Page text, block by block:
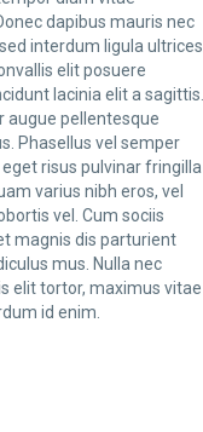
dapibus mauris nec
interdum ligula ultrices.
elit posuere
lacinia elit a sagittis.
augue pellentesque
Phasellus vel semper
risus pulvinar fringilla
varius nibh eros, vel
vel. Cum sociis
magnis dis parturient
mus. Nulla nec
elit tortor, maximus vitae
id enim.